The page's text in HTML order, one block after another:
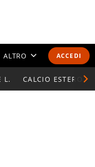
ACCEDI
ALTRO
CALENDARI E CLASSIFICHE
L. CALCIO ESTERO